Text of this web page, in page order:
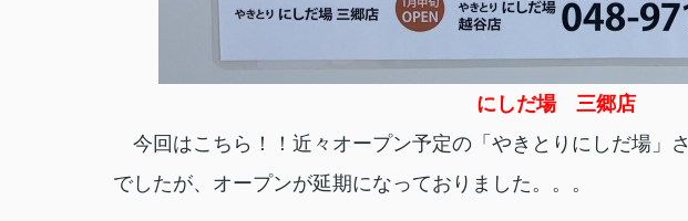
にしだ場 三郷店
今回はこちら！！近々オープン予定の「やきとりにしだ場」
でしたが、オープンが延期になっておりました。。。